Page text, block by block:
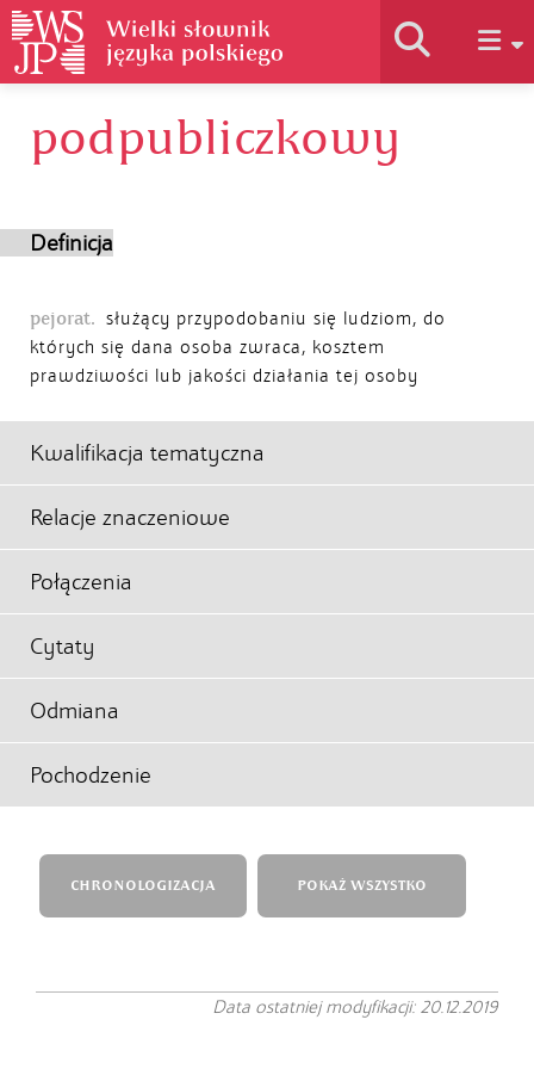
Historia słownika
Autorzy
podpubliczkowy
Definicja
pejorat. służący przypodobaniu się ludziom, do
których się dana osoba zwraca, kosztem
prawdziwości lub jakości działania tej osoby
Kwalifikacja tematyczna
Relacje znaczeniowe
Połączenia
Cytaty
Odmiana
Pochodzenie
CHRONOLOGIZACJA POKAŻ WSZYSTKO
Data ostatniej modyfikacji: 20.12.2019